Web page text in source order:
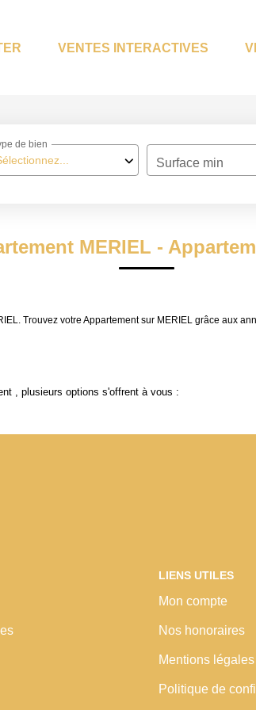
VENTES INTERACTIVES
de bien
Surface min
MERIEL -
Trouvez votre Appartement sur MERIEL grâce aux
, plusieurs options s'offrent à vous :
LIENS UTILES
Mon compte
Nos honoraires
Mentions légales
Politique de